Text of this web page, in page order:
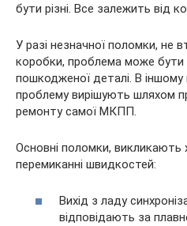
бути різні. Все залежить від
У разі незначної поломки, не
коробки, проблема може бути
пошкодженої деталі. В іншому
проблему вирішують шляхом
ремонту самої МКПП.
Основні поломки, викликають
перемиканні швидкостей:
Вихід з ладу
відповідають за